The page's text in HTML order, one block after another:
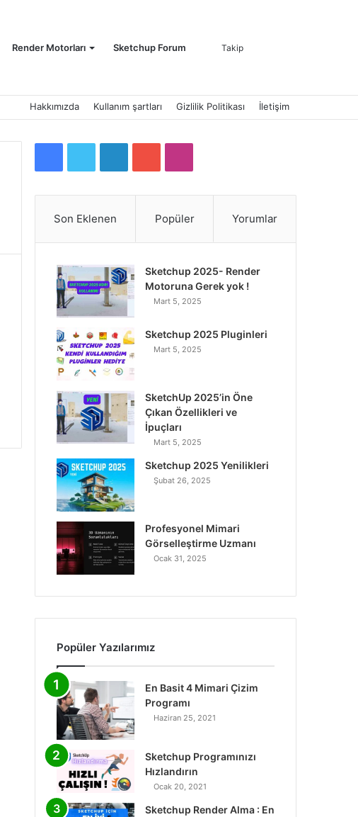
Render Motorları Sketchup Forum Takip
Hakkımızda Kullanım şartları Gizlilik Politikası İletişim
c
e
b
o
o
k
i
t
t
e
k
e
d
n
u
T
u
b
e
s
t
a
g
a
Son Eklenen Popüler Yorumlar
Sketchup 2025- Render
Motoruna Gerek yok !
Mart 5, 2025
Sketchup 2025 Pluginleri
Mart 5, 2025
SketchUp 2025’in Öne
Çıkan Özellikleri ve
İpuçları
Mart 5, 2025
Sketchup 2025 Yenilikleri
Şubat 26, 2025
Profesyonel Mimari
Görselleştirme Uzmanı
Ocak 31, 2025
Popüler Yazılarımız
En Basit 4 Mimari Çizim
Programı
Haziran 25, 2021
Sketchup Programınızı
Hızlandırın
Ocak 20, 2021
Sketchup Render Alma : En